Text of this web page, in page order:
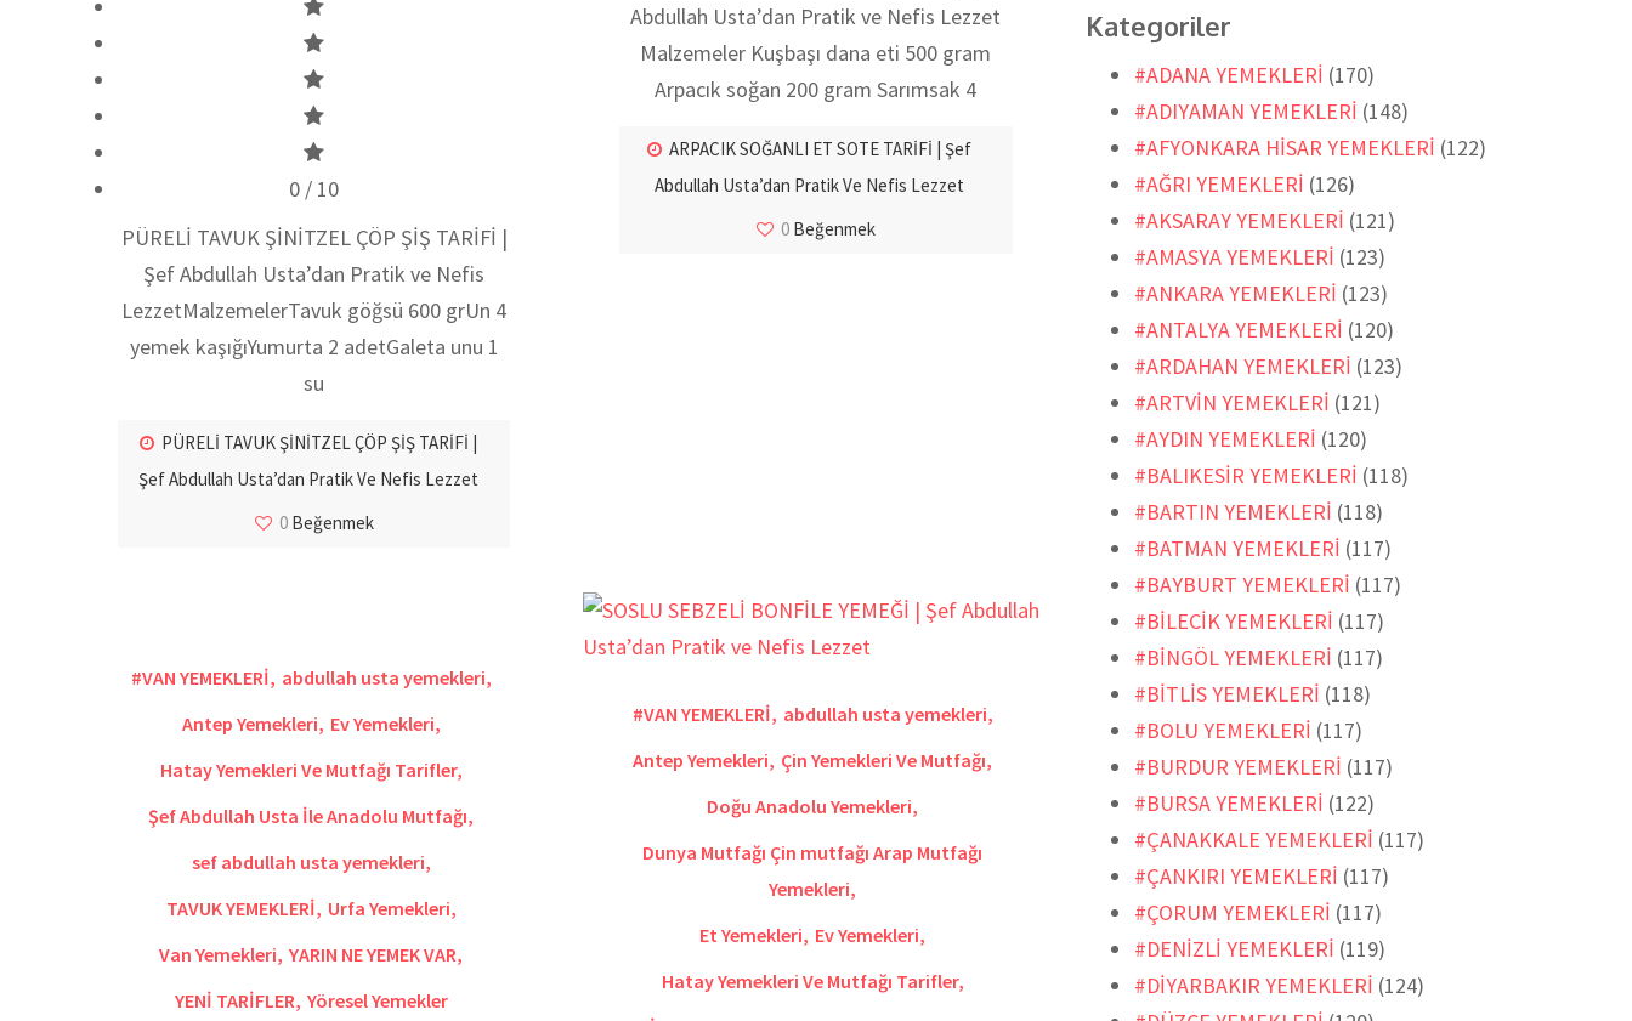
0 / 10
PÜRELİ TAVUK ŞİNİTZEL ÇÖP ŞİŞ TARİFİ |
Şef Abdullah Usta’dan Pratik ve Nefis
LezzetMalzemelerTavuk göğsü 600 grUn 4
yemek kaşığıYumurta 2 adetGaleta unu 1
su
PÜRELİ TAVUK ŞİNİTZEL ÇÖP ŞİŞ TARİFİ |
Şef Abdullah Usta’dan Pratik Ve Nefis Lezzet
0Beğenmek
Abdullah Usta’dan Pratik ve Nefis Lezzet
Malzemeler Kuşbaşı dana eti 500 gram
Arpacık soğan 200 gram Sarımsak 4
ARPACIK SOĞANLI ET SOTE TARİFİ | Şef
Abdullah Usta’dan Pratik Ve Nefis Lezzet
0Beğenmek
#VAN YEMEKLERİ, abdullah usta yemekleri,
Antep Yemekleri, Ev Yemekleri,
Hatay Yemekleri Ve Mutfağı Tarifler,
Şef Abdullah Usta İle Anadolu Mutfağı,
sef abdullah usta yemekleri,
TAVUK YEMEKLERİ, Urfa Yemekleri,
Van Yemekleri, YARIN NE YEMEK VAR,
YENİ TARİFLER, Yöresel Yemekler
#VAN YEMEKLERİ, abdullah usta yemekleri,
Antep Yemekleri, Çin Yemekleri Ve Mutfağı,
Doğu Anadolu Yemekleri,
Dunya Mutfağı Çin mutfağı Arap Mutfağı
Yemekleri,
Et Yemekleri, Ev Yemekleri,
Hatay Yemekleri Ve Mutfağı Tarifler,
Kategoriler
#ADANA YEMEKLERİ (170)
#ADIYAMAN YEMEKLERİ (148)
#AFYONKARA HİSAR YEMEKLERİ (122)
#AĞRI YEMEKLERİ (126)
#AKSARAY YEMEKLERİ (121)
#AMASYA YEMEKLERİ (123)
#ANKARA YEMEKLERİ (123)
#ANTALYA YEMEKLERİ (120)
#ARDAHAN YEMEKLERİ (123)
#ARTVİN YEMEKLERİ (121)
#AYDIN YEMEKLERİ (120)
#BALIKESİR YEMEKLERİ (118)
#BARTIN YEMEKLERİ (118)
#BATMAN YEMEKLERİ (117)
#BAYBURT YEMEKLERİ (117)
#BİLECİK YEMEKLERİ (117)
#BİNGÖL YEMEKLERİ (117)
#BİTLİS YEMEKLERİ (118)
#BOLU YEMEKLERİ (117)
#BURDUR YEMEKLERİ (117)
#BURSA YEMEKLERİ (122)
#ÇANAKKALE YEMEKLERİ (117)
#ÇANKIRI YEMEKLERİ (117)
#ÇORUM YEMEKLERİ (117)
#DENİZLİ YEMEKLERİ (119)
#DİYARBAKIR YEMEKLERİ (124)